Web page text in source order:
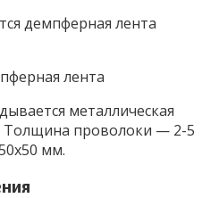
демпферная лента
металлическая
Толщина проволоки — 2-5
мм.